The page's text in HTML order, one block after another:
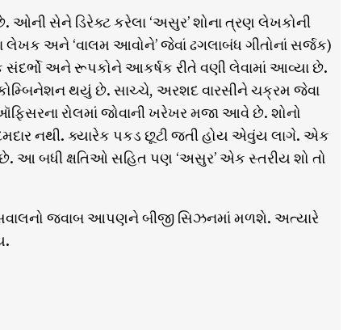
સેને ડિરેક્ટ કરેલા ‘અસુર’ શોના ત્રણ લેખકોની
લેખક અને ‘વાલમ આવોને’ જેવાં ઢગલાબંધ ગીતોનાં સર્જક)
સંદર્ભો અને રૂપકોને આકર્ષક રીતે વણી લેવામાં આવ્યા છે.
થયું છે. સાચ્ચે, અરશદ વારસીને ચક્રમ જેવા
રોલમાં જોવાની ખરેખર મજા આવે છે. શોનો
નથી. ક્યારેક પકડ છૂટી જતી હોય એવુંય લાગે. એક
છે. આ બધી ક્ષતિઓ સહિત પણ ‘અસુર’ એક સ્તરીય શો તો
જવાબ આપણને બીજી સિઝનમાં મળશે. અત્યારે